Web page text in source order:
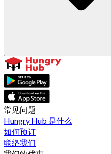
常见问题
Hungry Hub 是什么
如何预订
联络我们